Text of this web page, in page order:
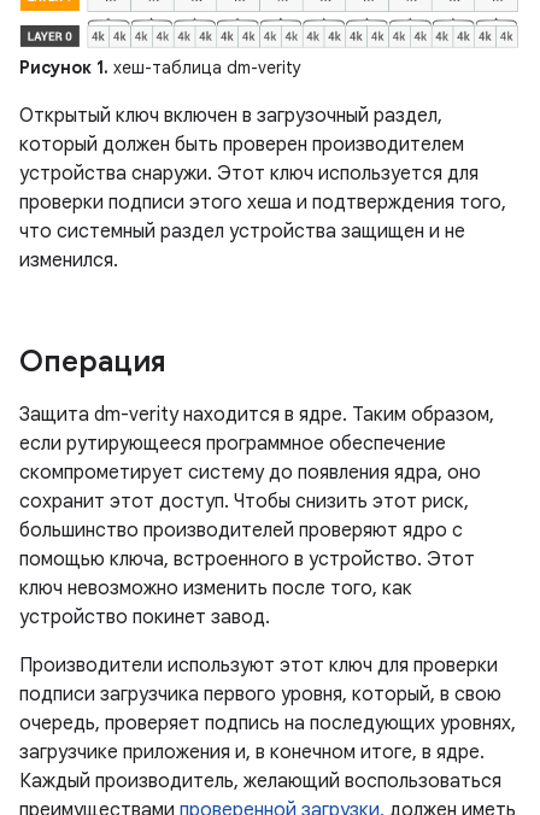
Рисунок 1. хеш-таблица dm-verity
Открытый ключ включен в загрузочный раздел,
который должен быть проверен производителем
устройства снаружи. Этот ключ используется для
проверки подписи этого хеша и подтверждения того,
что системный раздел устройства защищен и не
изменился.
Операция
Защита dm-verity находится в ядре. Таким образом,
если рутирующееся программное обеспечение
скомпрометирует систему до появления ядра, оно
сохранит этот доступ. Чтобы снизить этот риск,
большинство производителей проверяют ядро ​​с
помощью ключа, встроенного в устройство. Этот
ключ невозможно изменить после того, как
устройство покинет завод.
Производители используют этот ключ для проверки
подписи загрузчика первого уровня, который, в свою
очередь, проверяет подпись на последующих уровнях,
загрузчике приложения и, в конечном итоге, в ядре.
Каждый производитель, желающий воспользоваться